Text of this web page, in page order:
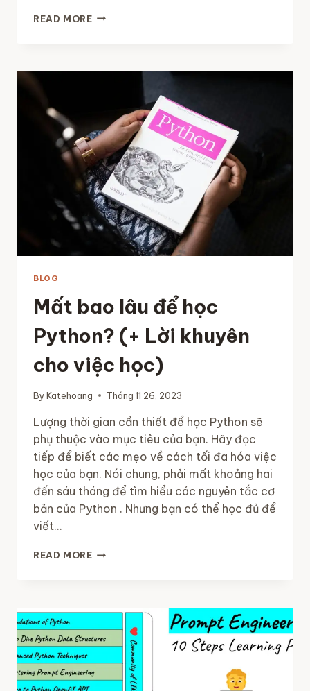
READ MORESỰ
TÌNH
NGHIỆP
HÀNG
LOẠT
–
BOT
AI
THÔNG
MINH,
VỐN
KINH
BLOG
Mất bao lâu để học
Python? (+ Lời khuyên
cho việc học)
ByKatehoang Tháng 11 26, 2023
Lượng thời gian cần thiết để học Python sẽ
phụ thuộc vào mục tiêu của bạn. Hãy đọc
tiếp để biết các mẹo về cách tối đa hóa việc
học của bạn. Nói chung, phải mất khoảng hai
đến sáu tháng để tìm hiểu các nguyên tắc cơ
bản của Python . Nhưng bạn có thể học đủ để
viết…
READ MOREMẤT
PYTHON? (+
LỜI
KHUYÊN
CHO
VIỆC